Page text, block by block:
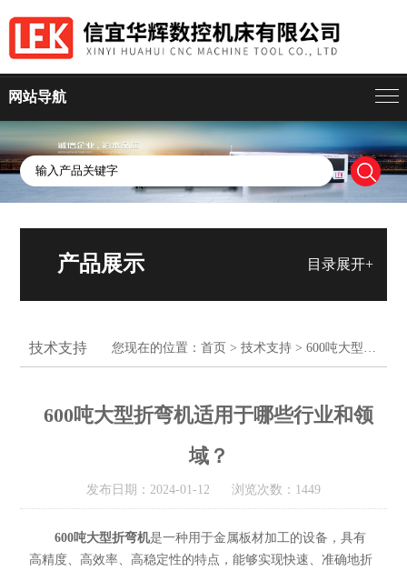
网站导航
目录展开+
产品展示
技术支持 您现在的位置：首页 >技术支持 > 600吨大型折弯机适用于哪些行业和领域？
600吨大型折弯机适用于哪些行业和领
域？
发布日期：2024-01-12 浏览次数：1449
600吨大型折弯机是一种用于金属板材加工的设备，具有
高精度、高效率、高稳定性的特点，能够实现快速、准确地折